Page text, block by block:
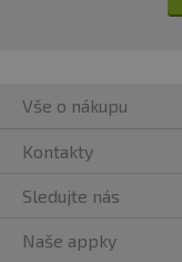
Vše o nákupu
Kontakty
Sledujte nás
Naše appky